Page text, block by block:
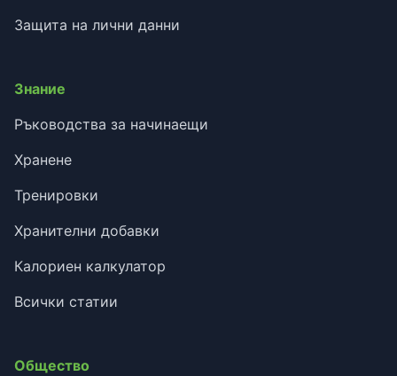
Защита на лични данни
Знание
Ръководства за начинаещи
Хранене
Тренировки
Хранителни добавки
Калориен калкулатор
Всички статии
Общество